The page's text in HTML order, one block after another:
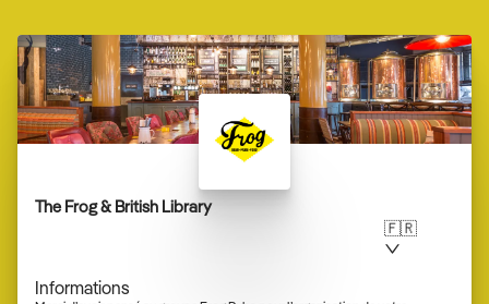
The Frog & British Library
🇫🇷
Informations